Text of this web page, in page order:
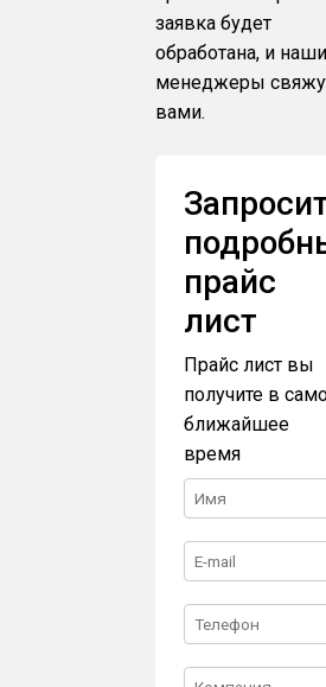
заявка будет
обработана, и наши
менеджеры
вами.
прайс
лист
Прайс лист вы
получите в
ближайшее
время